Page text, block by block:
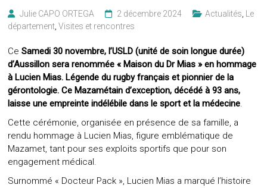
Julie CAPO ORTEGA 2 décembre 2024 Actualités
Le
département ,Visites et rencontres
CeSamedi 30 novembre, l’USLD (unité de soin longue durée)
d’Aussillon sera renommée « Maison du Dr Mias » en hommage
à Lucien Mias. Légende du rugby français et pionnier de la
gérontologie. Ce Mazamétain d’exception, décédé à 93 ans,
laisse une empreinte indélébile dans le sport et la médecine.
Cette cérémonie, organisée en présence de sa famille, a
rendu hommage à Lucien Mias, figure emblématique de
Mazamet, tant pour ses exploits sportifs que pour son
engagement médical.
Surnommé « Docteur Pack », Lucien Mias a marqué l’histoire